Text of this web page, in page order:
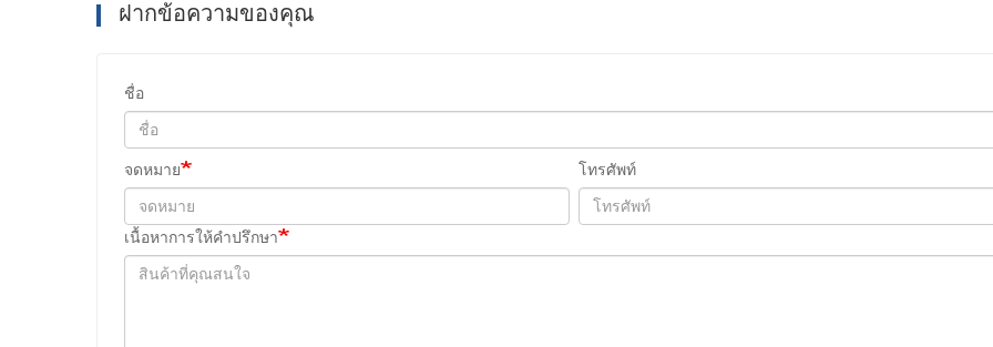
ฝากข้อความของคุณ
ชื่อ
จดหมาย โทรศัพท์
เนื้อหาการให้คำปรึกษา